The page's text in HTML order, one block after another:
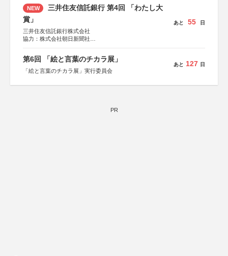
しん生命保険株式会社
NEW
三井住友信託銀行 第4回 「わたし大
賞」
三井住友信託銀行株式会社
協力：株式会社朝日新聞社
あと 55 日
第6回 「絵と言葉のチカラ展」
「絵と言葉のチカラ展」実行委員会
あと 127 日
PR